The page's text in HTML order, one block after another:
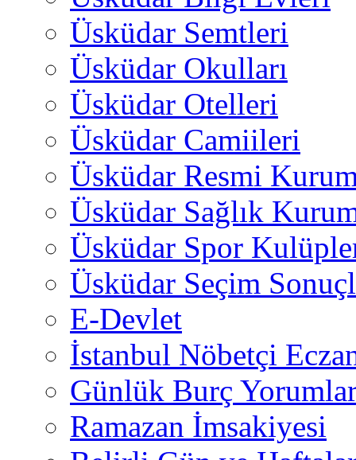
Üsküdar Semtleri
Üsküdar Okulları
Üsküdar Otelleri
Üsküdar Camiileri
Üsküdar Resmi
Üsküdar Sağlık
Üsküdar Spor
Üsküdar Seçim
E-Devlet
İstanbul Nöbetçi
Günlük Burç
Ramazan İmsakiyesi